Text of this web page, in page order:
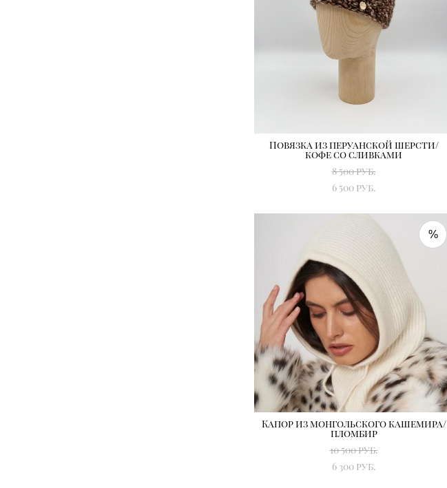
Повязка из перуанской шерсти/
кофе со сливками
8 500 pуб.
6 500 pуб.
%
Капор из монгольского кашемира/
пломбир
10 500 pуб.
6 300 pуб.